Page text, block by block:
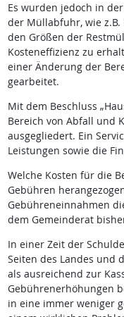
Es wurden jedoch in
der Müllabfuhr, wie
den Größen der
Kosteneffizienz zu
einer Änderung der
gearbeitet.
Mit dem Beschluss
Bereich von Abfall und
ausgegliedert. Ein
Leistungen sowie die
Welche Kosten für die
Gebühren
Gebühreneinnahmen
dem Gemeinderat
In einer Zeit der
Seiten des Landes und
als ausreichend zur
Gebührenerhöhungen
in eine immer weniger